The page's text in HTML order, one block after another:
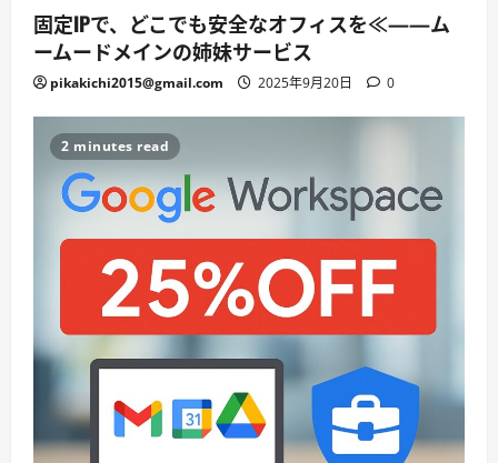
固定IPで、どこでも安全なオフィスを≪——ム
ームードメインの姉妹サービス
pikakichi2015@gmail.com 2025年9月20日 0
2 minutes read